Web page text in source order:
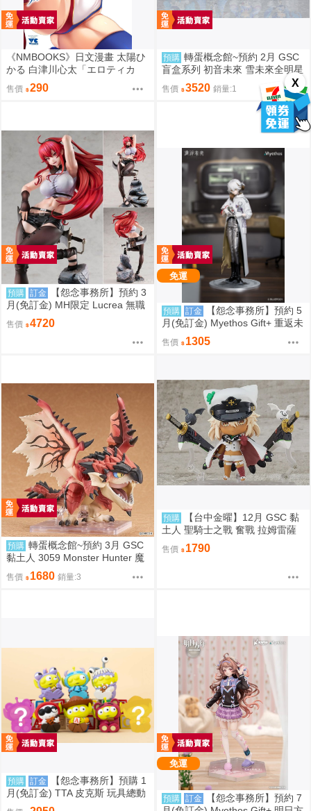
X
《NMBOOKS》日文漫畫 太陽ひ
かる 白津川心太「エロティカ
ル・ウィザードと12人の花嫁
(4)」
售價 290
預購 轉蛋概念館~預約 2月 GSC
盲盒系列 初音未來 雪未來全明星
模型收藏 Vol.2 8入 超商付款免訂
金
售價 3520 銷量:1
預購 訂金
【怨念事務所】預約 3
月(免訂金) MH限定 Lucrea 無職
轉生 艾莉絲 全高約27公分 0816
售價 4720
免運
預購 訂金
【怨念事務所】預約 5
月(免訂金) Myethos Gift+ 重返未
來 1999 兔毛手袋 1/8 1011
售價 1305
預購 轉蛋概念館~預約 3月 GSC
黏土人 3059 Monster Hunter 魔
物獵人 火龍 雄火龍 超商付款免
訂金
售價 1680 銷量:3
預購
【台中金曜】12月 GSC 黏
土人 聖騎士之戰 奮戰 拉姆雷薩
爾=瓦倫泰 再版 0904
售價 1790
預購 訂金
【怨念事務所】預購 1
月(免訂金) TTA 皮克斯 玩具總動
員 三眼怪 PERIHAPI! 靠肩小公仔
免運
預購 訂金
【怨念事務所】預約 7